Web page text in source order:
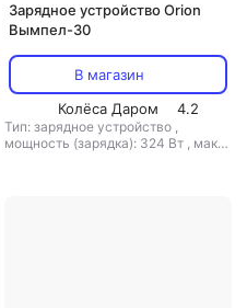
Зарядное устройство Orion
Вымпел-30
В магазин
Колёса Даром
4.2
Тип: зарядное устройство ,
мощность (зарядка): 324 Вт , макс.